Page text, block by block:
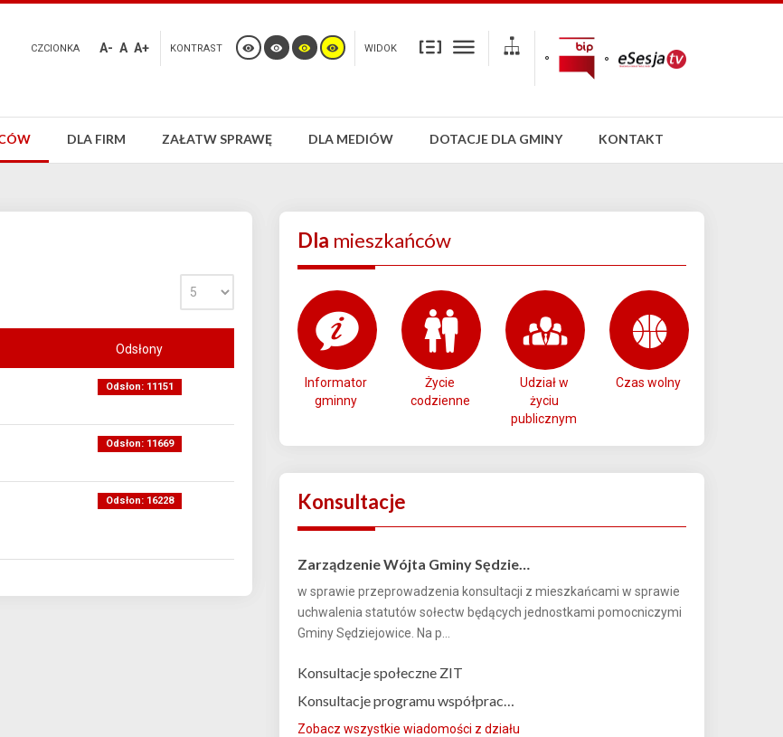
CZCIONKA A- A A+ KONTRAST WIDOK
DLA FIRM ZAŁATW SPRAWĘ DLA MEDIÓW DOTACJE DLA GMINY KONTAKT
Odsłony
Odsłon: 11151
Odsłon: 11669
Odsłon: 16228
Dla mieszkańców
Informator
gminny
Życie
codzienne
Udział w
życiu
publicznym
Czas wolny
Konsultacje
Zarządzenie Wójta Gminy Sędzie…
w sprawie przeprowadzenia konsultacji z mieszkańcami w sprawie
uchwalenia statutów sołectw będących jednostkami pomocniczymi
Gminy Sędziejowice. Na p...
Konsultacje społeczne ZIT
Konsultacje programu współprac…
Zobacz wszystkie wiadomości z działu